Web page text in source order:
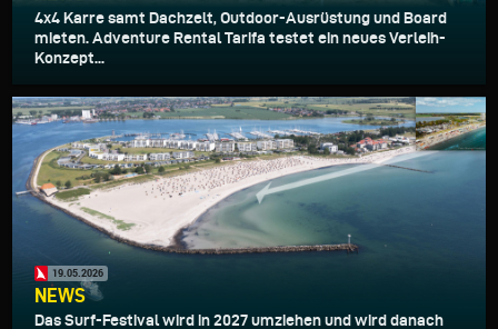
4x4 Karre samt Dachzelt, Outdoor-Ausrüstung und Board
mieten. Adventure Rental Tarifa testet ein neues Verleih-
Konzept...
19.05.2026
NEWS
Das Surf-Festival wird in 2027 umziehen und wird danach